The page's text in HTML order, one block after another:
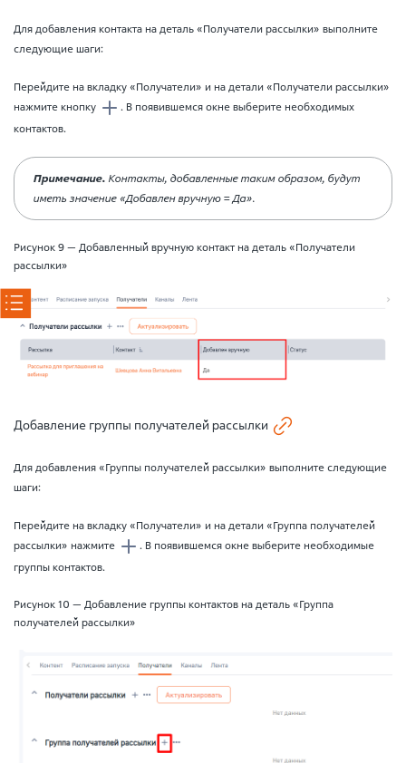
Для добавления контакта на деталь «Получатели рассылки» выполните
следующие шаги:
Перейдите на вкладку «Получатели» и на детали «Получатели рассылки»
нажмите кнопку
. В появившемся окне выберите необходимых
контактов.
Примечание. Контакты, добавленные таким образом, будут
иметь значение «Добавлен вручную = Да».
Рисунок 9 — Добавленный вручную контакт на деталь «Получатели
рассылки»
Добавление группы получателей рассылки
Для добавления «Группы получателей рассылки» выполните следующие
шаги:
Перейдите на вкладку «Получатели» и на детали «Группа получателей
рассылки» нажмите
. В появившемся окне выберите необходимые
группы контактов.
Рисунок 10 — Добавление группы контактов на деталь «Группа
получателей рассылки»